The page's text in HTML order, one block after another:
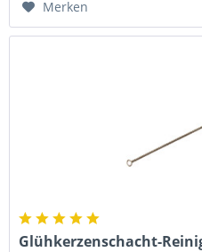
Merken
Glühkerzenschacht-